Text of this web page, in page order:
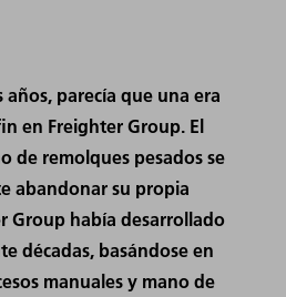
años, parecía que una era
en Freighter Group. El
de remolques pesados se
abandonar su propia
Group había desarrollado
décadas, basándose en
manuales y mano de